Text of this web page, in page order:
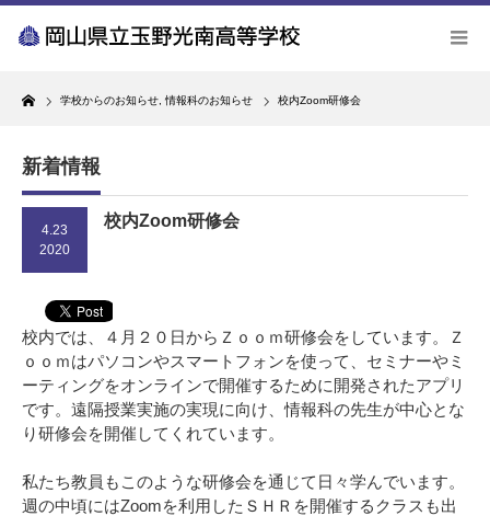
Home
学校からのお知らせ 情報科のお知らせ 校内Zoom研修会
新着情報
4.23
2020
校内Zoom研修会
校内では、４月２０日からＺｏｏｍ研修会をしています。Ｚ
ｏｏｍはパソコンやスマートフォンを使って、セミナーやミ
ーティングをオンラインで開催するために開発されたアプリ
です。遠隔授業実施の実現に向け、情報科の先生が中心とな
り研修会を開催してくれています。
私たち教員もこのような研修会を通じて日々学んでいます。
週の中頃にはZoomを利用したＳＨＲを開催するクラスも出